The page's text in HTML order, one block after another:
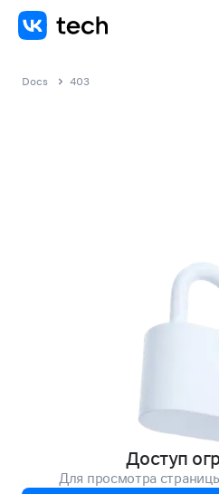
Docs 403
Доступ
Для просмотра